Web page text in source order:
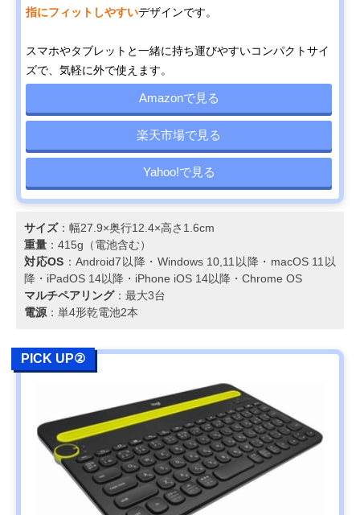
指にフィットしやすいデザインです。
スマホやタブレットと一緒に持ち運びやすいコンパクトサイ
ズで、気軽に外で使えます。
Amazonで見る
楽天市場で見る
Yahoo!で見る
サイズ：幅27.9×奥行12.4×高さ1.6cm
重量 ：415g（電池含む）
対応OS ：Android7以降・Windows 10,11以降・macOS 11以
降・iPadOS 14以降・iPhone iOS 14以降・Chrome OS
マルチペアリング：最大3台
電源 ：単4形乾電池2本
PICK UP②